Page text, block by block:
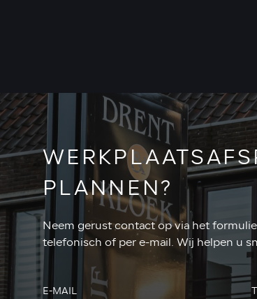
PLANNEN?
Neem gerust contact op via het
telefonisch of per e-mail. Wij helpen u
E-MAIL